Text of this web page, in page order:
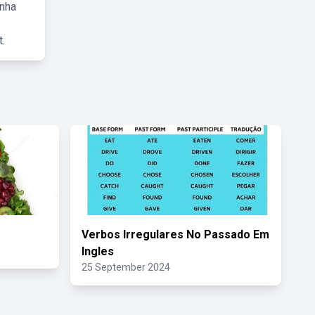
Verbos Irregulares No Passado Em
Ingles
25 September 2024